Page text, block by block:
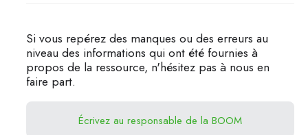
Si vous repérez des manques ou des erreurs au
niveau des informations qui ont été fournies à
propos de la ressource, n'hésitez pas à nous en
faire part.
Écrivez au responsable de la BOOM